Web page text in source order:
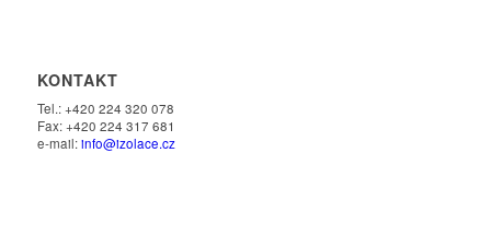
KONTAKT
Tel.: +420 224 320 078
Fax: +420 224 317 681
e-mail:info@izolace.cz